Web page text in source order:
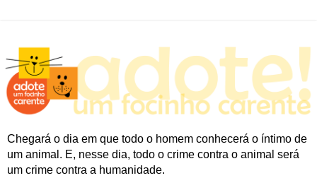
Chegará o dia em que todo o homem conhecerá o íntimo de
um animal. E, nesse dia, todo o crime contra o animal será
um crime contra a humanidade.